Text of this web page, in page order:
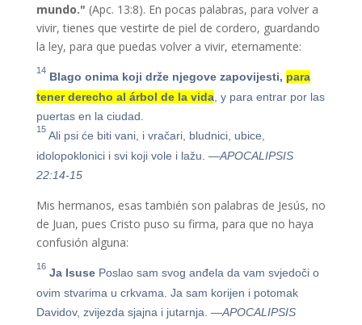
mundo." (Apc. 13:8). En pocas palabras, para volver a
vivir, tienes que vestirte de piel de cordero, guardando
la ley, para que puedas volver a vivir, eternamente:
14 Blago onima koji drže njegove zapovijesti, para
tener derecho al árbol de la vida, y para entrar por las
puertas en la ciudad.
15Ali psi će biti vani, i vračari, bludnici, ubice,
idolopoklonici i svi koji vole i lažu. —APOCALIPSIS
22:14-15
Mis hermanos, esas también son palabras de Jesús, no
de Juan, pues Cristo puso su firma, para que no haya
confusión alguna:
16 Ja IsusePoslao sam svog anđela da vam svjedoči o
ovim stvarima u crkvama. Ja sam korijen i potomak
Davidov, zvijezda sjajna i jutarnja. —APOCALIPSIS